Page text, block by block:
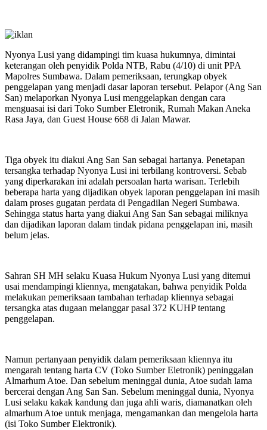
Nyonya Lusi yang didampingi tim kuasa hukumnya, dimintai
keterangan oleh penyidik Polda NTB, Rabu (4/10) di unit PPA
Mapolres Sumbawa. Dalam pemeriksaan, terungkap obyek
penggelapan yang menjadi dasar laporan tersebut. Pelapor (Ang San
San) melaporkan Nyonya Lusi menggelapkan dengan cara
menguasai isi dari Toko Sumber Eletronik, Rumah Makan Aneka
Rasa Jaya, dan Guest House 668 di Jalan Mawar.
Tiga obyek itu diakui Ang San San sebagai hartanya. Penetapan
tersangka terhadap Nyonya Lusi ini terbilang kontroversi. Sebab
yang diperkarakan ini adalah persoalan harta warisan. Terlebih
beberapa harta yang dijadikan obyek laporan penggelapan ini masih
dalam proses gugatan perdata di Pengadilan Negeri Sumbawa.
Sehingga status harta yang diakui Ang San San sebagai miliknya
dan dijadikan laporan dalam tindak pidana penggelapan ini, masih
belum jelas.
Sahran SH MH selaku Kuasa Hukum Nyonya Lusi yang ditemui
usai mendampingi kliennya, mengatakan, bahwa penyidik Polda
melakukan pemeriksaan tambahan terhadap kliennya sebagai
tersangka atas dugaan melanggar pasal 372 KUHP tentang
penggelapan.
Namun pertanyaan penyidik dalam pemeriksaan kliennya itu
mengarah tentang harta CV (Toko Sumber Eletronik) peninggalan
Almarhum Atoe. Dan sebelum meninggal dunia, Atoe sudah lama
bercerai dengan Ang San San. Sebelum meninggal dunia, Nyonya
Lusi selaku kakak kandung dan juga ahli waris, diamanatkan oleh
almarhum Atoe untuk menjaga, mengamankan dan mengelola harta
(isi Toko Sumber Elektronik).